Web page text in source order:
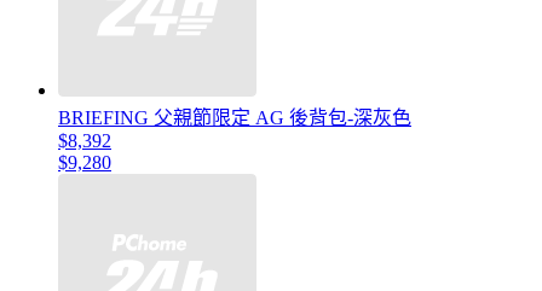
BRIEFING 父親節限定 AG 後背包-深灰色
$8,392
$9,280